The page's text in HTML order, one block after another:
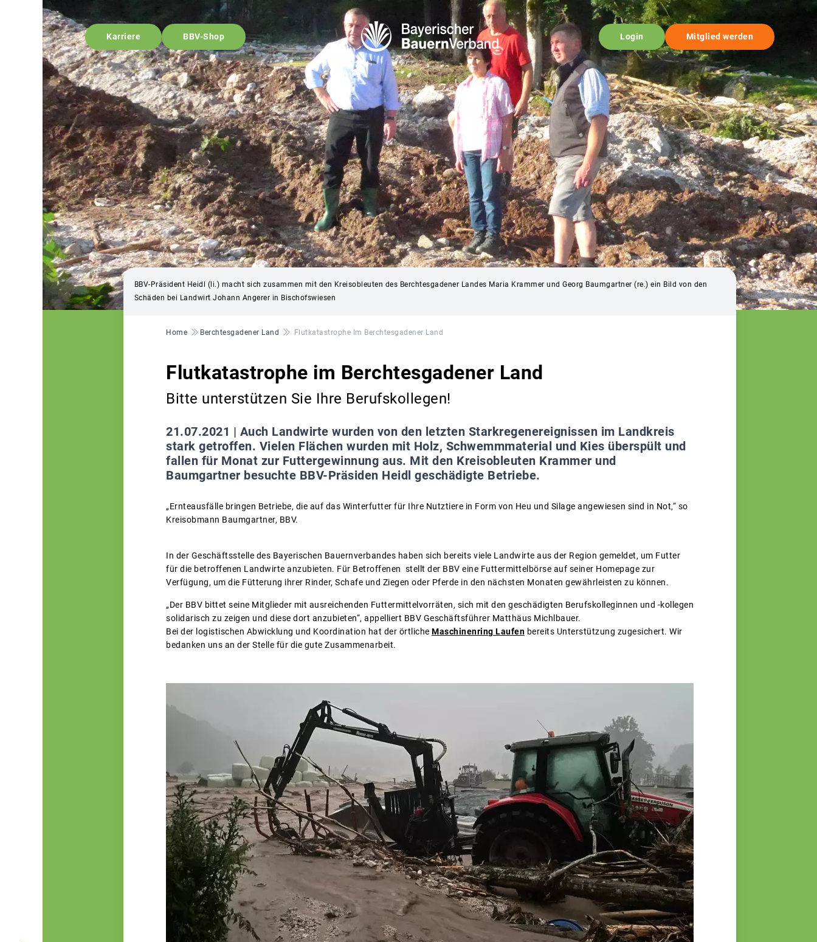
Karriere BBV-Shop Login Mitglied werden
© BBV
BBV-Präsident Heidl (li.) macht sich zusammen mit den Kreisobleuten des Berchtesgadener Landes Maria Krammer und Georg Baumgartner (re.) ein Bild von den
Schäden bei Landwirt Johann Angerer in Bischofswiesen
Pfadnavigation
Home Berchtesgadener Land Flutkatastrophe Im Berchtesgadener Land
Flutkatastrophe im Berchtesgadener Land
Bitte unterstützen Sie Ihre Berufskollegen!
21.07.2021 | Auch Landwirte wurden von den letzten Starkregenereignissen im Landkreis
stark getroffen. Vielen Flächen wurden mit Holz, Schwemmmaterial und Kies überspült und
fallen für Monat zur Futtergewinnung aus. Mit den Kreisobleuten Krammer und
Baumgartner besuchte BBV-Präsiden Heidl geschädigte Betriebe.
„Ernteausfälle bringen Betriebe, die auf das Winterfutter für Ihre Nutztiere in Form von Heu und Silage angewiesen sind in Not,“ so
Kreisobmann Baumgartner, BBV.
In der Geschäftsstelle des Bayerischen Bauernverbandes haben sich bereits viele Landwirte aus der Region gemeldet, um Futter
für die betroffenen Landwirte anzubieten. Für Betroffenen stellt der BBV eine Futtermittelbörse auf seiner Homepage zur
Verfügung, um die Fütterung ihrer Rinder, Schafe und Ziegen oder Pferde in den nächsten Monaten gewährleisten zu können.
„Der BBV bittet seine Mitglieder mit ausreichenden Futtermittelvorräten, sich mit den geschädigten Berufskolleginnen und -kollegen
solidarisch zu zeigen und diese dort anzubieten“, appelliert BBV Geschäftsführer Matthäus Michlbauer.
Bei der logistischen Abwicklung und Koordination hat der örtliche Maschinenring Laufen bereits Unterstützung zugesichert. Wir
bedanken uns an der Stelle für die gute Zusammenarbeit.